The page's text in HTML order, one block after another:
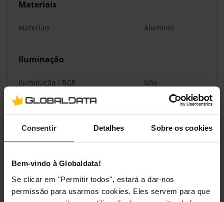
Consentir Detalhes Sobre os cookies
Bem-vindo à Globaldata!
Se clicar em "Permitir todos", estará a dar-nos
permissão para usarmos cookies. Eles servem para que
Materiais
Materiais Alumínio
Iluminação
Iluminação / RGB Não